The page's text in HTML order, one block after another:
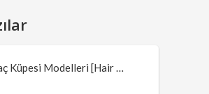
Küpesi Modelleri [Hair …